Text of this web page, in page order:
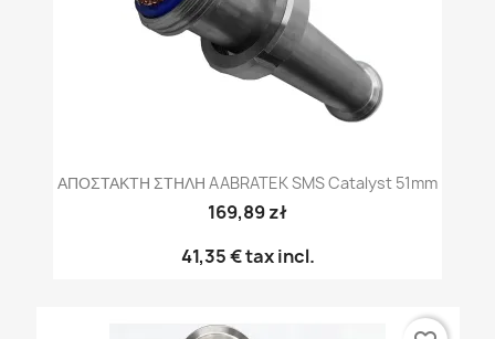
ΑΠΟΣΤΑΚΤΗ ΣΤΗΛΗ AABRATEK SMS Catalyst 51mm
169,89 zł
41,35 €tax incl.